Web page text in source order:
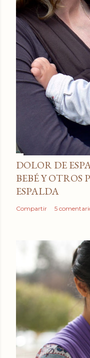
DOLOR DE
BEBÉ Y OTROS
ESPALDA
Compartir 5